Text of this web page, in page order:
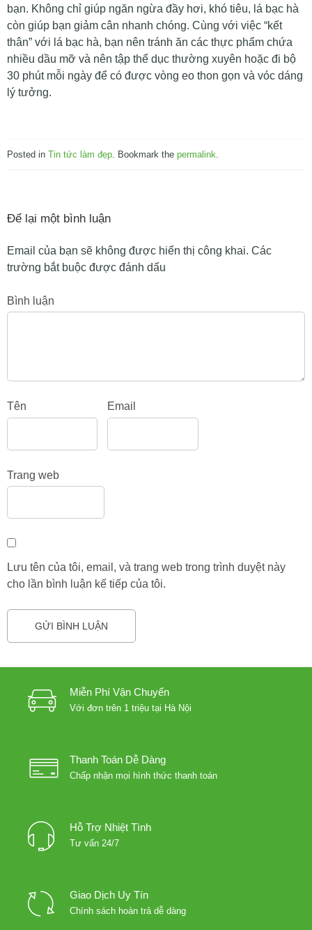
bạn. Không chỉ giúp ngăn ngừa đầy hơi, khó tiêu, lá bạc hà
còn giúp bạn giảm cân nhanh chóng. Cùng với việc “kết
thân” với lá bạc hà, bạn nên tránh ăn các thực phẩm chứa
nhiều dầu mỡ và nên tập thể dục thường xuyên hoặc đi bộ
30 phút mỗi ngày để có được vòng eo thon gọn và vóc dáng
lý tưởng.
Posted in Tin tức làm đẹp. Bookmark the permalink
Để lại một bình luận
Email của bạn sẽ không được hiển thị công khai. Các
trường bắt buộc được đánh dấu
Bình luận
Tên Email
Trang web
Lưu tên của tôi, email, và trang web trong trình duyệt này
cho lần bình luận kế tiếp của tôi.
Miễn Phí Vận Chuyển
Với đơn trên 1 triệu tại Hà Nội
Thanh Toán Dễ Dàng
Chấp nhận mọi hình thức thanh toán
Hỗ Trợ Nhiệt Tình
Tư vấn 24/7
Giao Dịch Uy Tín
Chính sách hoàn trả dễ dàng